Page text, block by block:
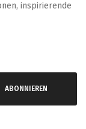
inspirierende
ABONNIEREN